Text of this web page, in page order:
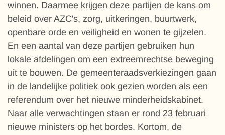
winnen. Daarmee krijgen deze partijen de kans om
beleid over AZC's, zorg, uitkeringen, buurtwerk,
openbare orde en veiligheid en wonen te gijzelen.
En een aantal van deze partijen gebruiken hun
lokale afdelingen om een extreemrechtse beweging
uit te bouwen. De gemeenteraadsverkiezingen gaan
in de landelijke politiek ook gezien worden als een
referendum over het nieuwe minderheidskabinet.
Naar alle verwachtingen staan er rond 23 februari
nieuwe ministers op het bordes. Kortom, de